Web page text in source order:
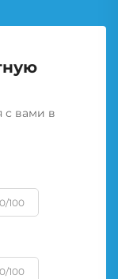
с вами в
0/100
0/100